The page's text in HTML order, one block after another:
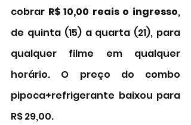
cobrar R$ 10,00 reais o ingresso,
de quinta (15) a quarta (21), para
qualquer filme em qualquer
horário. O preço do combo
pipoca+refrigerante baixou para
R$ 29,00.